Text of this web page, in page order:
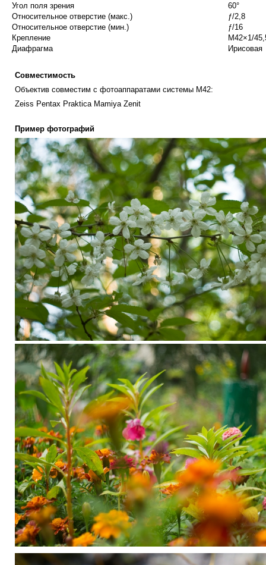
Угол поля зрения
60°
Относительное отверстие (макс.)
ƒ/2,8
Относительное отверстие (мин.)
ƒ/16
Крепление
М42×1/
Диафрагма
Ирисовая
Совместимость
Объектив совместим с фотоаппаратами системы М42:
Zeiss Pentax Praktica Mamiya Zenit
Пример фотографий